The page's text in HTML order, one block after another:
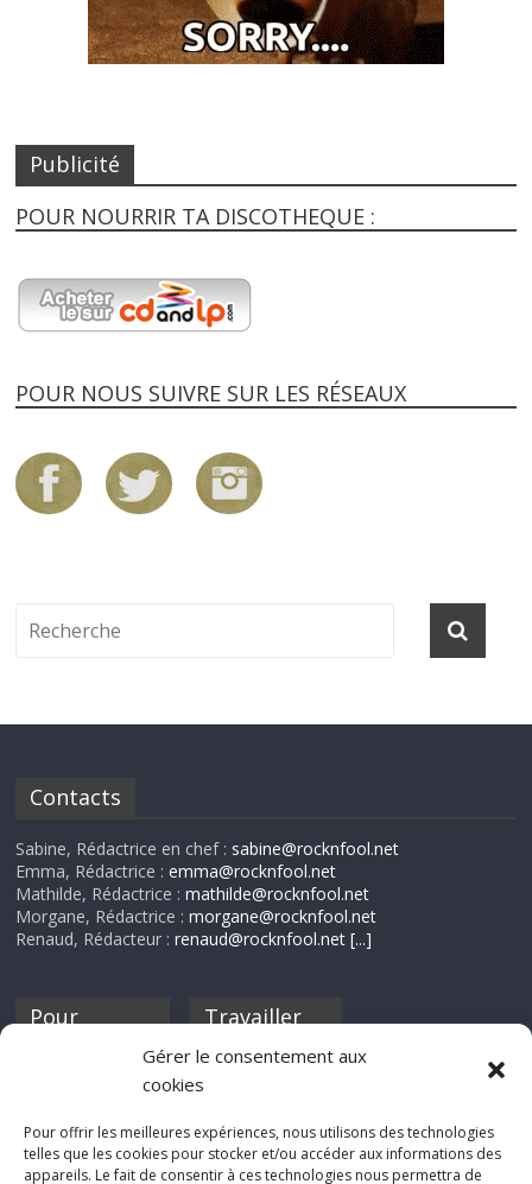
Gérer le consentement aux
cookies
Pour offrir les meilleures expériences, nous utilisons des technologies
telles que les cookies pour stocker et/ou accéder aux informations des
appareils. Le fait de consentir à ces technologies nous permettra de
Publicité
POUR NOURRIR TA DISCOTHEQUE :
POUR NOUS SUIVRE SUR LES RÉSEAUX
Contacts
Sabine, Rédactrice en chef : sabine@rocknfool.net
Emma, Rédactrice :emma@rocknfool.net
Mathilde, Rédactrice :mathilde@rocknfool.net
Morgane, Rédactrice :morgane@rocknfool.net
Renaud, Rédacteur :renaud@rocknfool.net [...]
Pour
discothèque
Travailler
Si tu souhaites
Rocknfool, n'hésite
pas à nous envoyer